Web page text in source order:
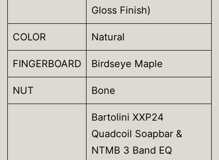
Gloss Finish)
COLOR Natural
FINGERBOARD Birdseye Maple
NUT Bone
Bartolini XXP24
Quadcoil Soapbar &
NTMB 3 Band EQ